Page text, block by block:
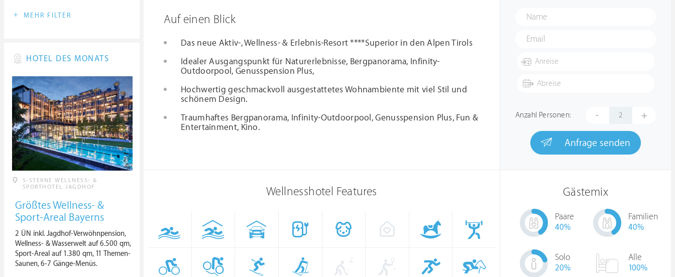
Auf einen Blick
Das neue Aktiv-, Wellness- & Erlebnis-Resort ****Superior in den Alpen Tirols
Idealer Ausgangspunkt für Naturerlebnisse, Bergpanorama, Infinity-
Outdoorpool, Genusspension Plus,
Hochwertig geschmackvoll ausgestattetes Wohnambiente mit viel Stil und
schönem Design.
Traumhaftes Bergpanorama, Infinity-Outdoorpool, Genusspension Plus, Fun &
Entertainment, Kino.
Anzahl Personen: - +
Anfrage senden
Wellnesshotel Features Gästemix
Paare
40%
Familien
40%
Solo
20%
Alle
100%
+ MEHR FILTER
HOTEL DES MONATS
5-STERNE WELLNESS- &
SPORTHOTEL JAGDHOF
Größtes Wellness- &
Sport-Areal Bayerns
2 ÜN inkl. Jagdhof-Verwöhnpension,
Wellness- & Wasserwelt auf 6.500 qm,
Sport-Areal auf 1.380 qm, 11 Themen-
Saunen, 6-7 Gänge-Menüs.